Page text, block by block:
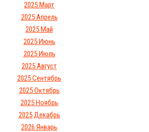
2025 Март
2025 Апрель
2025 Май
2025 Июнь
2025 Июль
2025 Август
2025 Сентябрь
2025 Октябрь
2025 Ноябрь
2025 Декабрь
2026 Январь